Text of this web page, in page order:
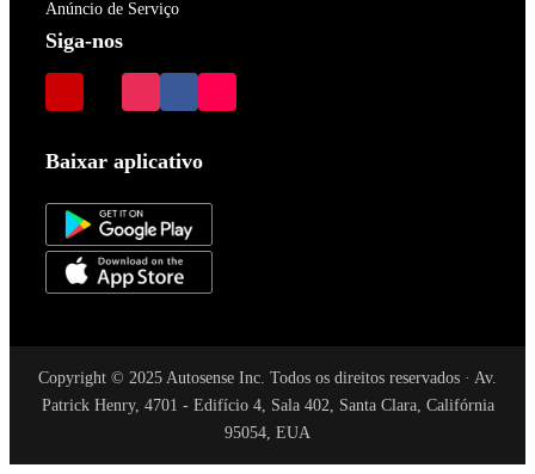
Anúncio de Serviço
Siga-nos
Baixar aplicativo
Copyright © 2025 Autosense Inc. Todos os direitos reservados · Av.
Patrick Henry, 4701 - Edifício 4, Sala 402, Santa Clara, Califórnia
95054, EUA